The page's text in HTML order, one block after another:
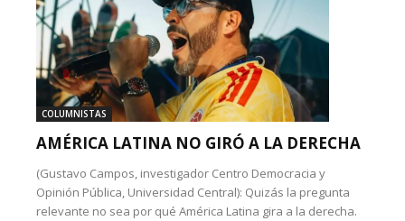
COLUMNISTAS
AMÉRICA LATINA NO GIRÓ A LA DERECHA
(Gustavo Campos, investigador Centro Democracia y
Opinión Pública, Universidad Central): Quizás la pregunta
relevante no sea por qué América Latina gira a la derecha.